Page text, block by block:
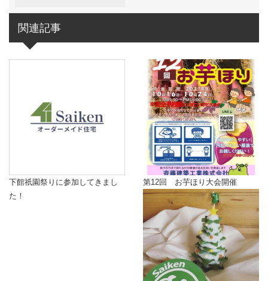
関連記事
下館祇園祭りに参加してきまし
た！
第12回 お芋ほり大会開催